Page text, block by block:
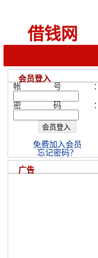
借钱网
会员登入
帐号：
密码：
免费加入会员
忘记密码？
广告